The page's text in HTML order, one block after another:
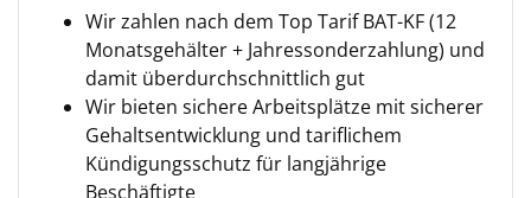
Wir zahlen nach dem Top Tarif BAT-KF (12
Monatsgehälter + Jahressonderzahlung) und
damit überdurchschnittlich gut
Wir bieten sichere Arbeitsplätze mit sicherer
Gehaltsentwicklung und tariflichem
Kündigungsschutz für langjährige
Beschäftigte